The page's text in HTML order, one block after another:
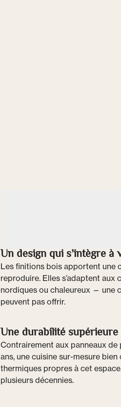
Un design qui s’intègre
Les finitions bois apportent une
reproduire. Elles s’adaptent
nordiques ou chaleureux — une
peuvent pas offrir.
Une durabilité
Contrairement aux panneaux de
ans, une cuisine sur-mesure
thermiques propres à cet
plusieurs décennies.